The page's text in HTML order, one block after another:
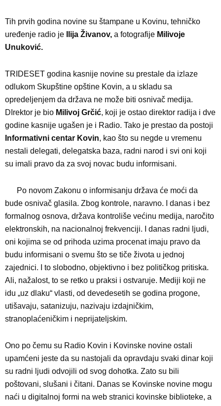
Tih prvih godina novine su štampane u Kovinu, tehničko
uređenje radio je
Ilija Živanov, a fotografije Milivoje
Unuković.
TRIDESET godina kasnije novine su prestale da izlaze
odlukom Skupštine opštine Kovin, a u skladu sa
opredeljenjem da država ne može biti osnivač medija.
DIrektor je bio Milivoj Grčić, koji je ostao direktor radija i dve
godine kasnije ugašen je i Radio. Tako je prestao da postoji
Informativni centar Kovin, kao što su negde u vremenu
nestali delegati, delegatska baza, radni narod i svi oni koji
su imali pravo da za svoj novac budu informisani.
Po novom Zakonu o informisanju država će moći da
bude osnivač glasila. Zbog kontrole, naravno. I danas i bez
formalnog osnova, država kontroliše većinu medija, naročito
elektronskih, na nacionalnoj frekvenciji. I danas radni ljudi,
oni kojima se od prihoda uzima procenat imaju pravo da
budu informisani o svemu što se tiče života u jednoj
zajednici. I to slobodno, objektivno i bez političkog pritiska.
Ali, nažalost, to se retko u praksi i ostvaruje. Mediji koji ne
idu „uz dlaku“ vlasti, od devedesetih se godina progone,
utišavaju, satanizuju, nazivaju izdajničkim,
stranoplaćeničkim i neprijateljskim.
Ono po čemu su Radio Kovin i Kovinske novine ostali
upamćeni jeste da su nastojali da opravdaju svaki dinar koji
su radni ljudi odvojili od svog dohotka. Zato su bili
poštovani, slušani i čitani. Danas se Kovinske novine mogu
naći u digitalnoj formi na web stranici kovinske biblioteke, a